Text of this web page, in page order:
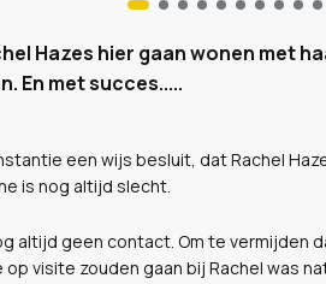
Hazes hier gaan wonen met
En met succes.....
een wijs besluit, dat Rachel
is nog altijd slecht.
altijd geen contact. Om te vermijden
op visite zouden gaan bij Rachel was